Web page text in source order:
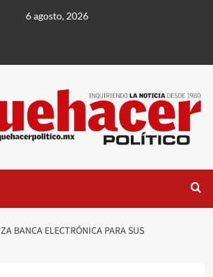
6 agosto, 2026
BANCA ELECTRÓNICA PARA SUS